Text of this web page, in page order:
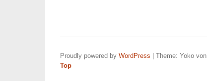
Proudly powered by WordPress Theme: Yoko von
Top